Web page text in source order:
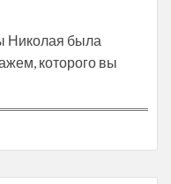
Николая была
которого вы